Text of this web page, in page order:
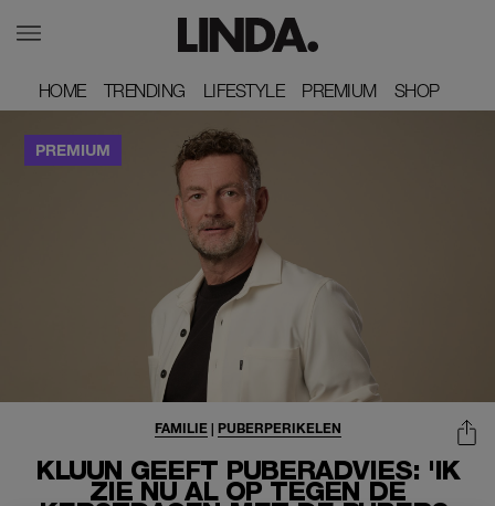
HOME
HOME TRENDING
TRENDING LIFESTYLE
LIFESTYLE PREMIUM
PREMIUM SHOP
SHOP
KLUUN GEEFT PUBERADVIES: 'IK
ZIE NU AL OP TEGEN DE
FAMILIE| PUBERPERIKELEN